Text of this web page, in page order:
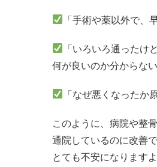
「手術や薬以外で、
「いろいろ通ったけ
何が良いのか分からない
「なぜ悪くなったか
このように、病院や整
通院しているのに改善
とても不安になりますよ